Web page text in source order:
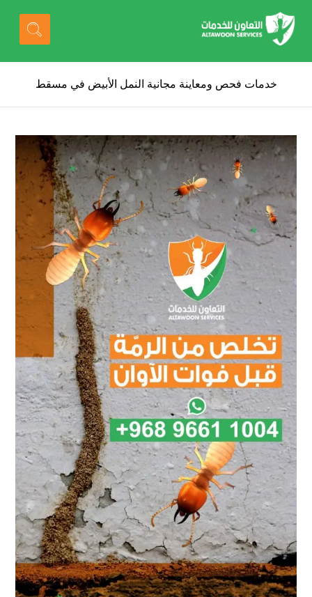
خدمات فحص ومعاينة مجانية النمل الأبيض في مسقط